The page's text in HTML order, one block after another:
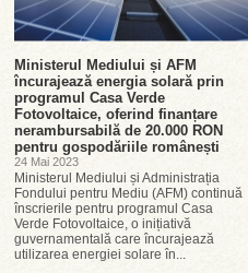
Ministerul Mediului și AFM
încurajează energia solară prin
programul Casa Verde
Fotovoltaice, oferind finanțare
nerambursabilă de 20.000 RON
pentru gospodăriile românești
24 Mai 2023
Ministerul Mediului și Administrația
Fondului pentru Mediu (AFM) continuă
înscrierile pentru programul Casa
Verde Fotovoltaice, o inițiativă
guvernamentală care încurajează
utilizarea energiei solare în...